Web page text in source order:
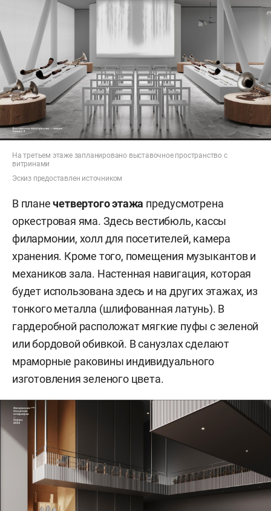
На третьем этаже запланировано выставочное пространство с
витринами
Эскиз предоставлен источником
В планечетвертого этажа предусмотрена
оркестровая яма. Здесь вестибюль, кассы
филармонии, холл для посетителей, камера
хранения. Кроме того, помещения музыкантов и
механиков зала. Настенная навигация, которая
будет использована здесь и на других этажах, из
тонкого металла (шлифованная латунь). В
гардеробной расположат мягкие пуфы с зеленой
или бордовой обивкой. В санузлах сделают
мраморные раковины индивидуального
изготовления зеленого цвета.